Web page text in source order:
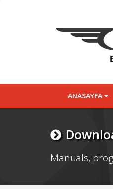
ANASAYFA
Manuals,